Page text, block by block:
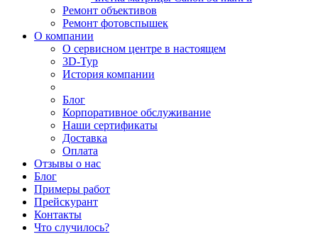
Ремонт объективов
Ремонт фотовспышек
О компании
О сервисном центре в настоящем
3D-Тур
История компании
Блог
Корпоративное обслуживание
Наши сертификаты
Доставка
Оплата
Отзывы о нас
Блог
Примеры работ
Прейскурант
Контакты
Что случилось?